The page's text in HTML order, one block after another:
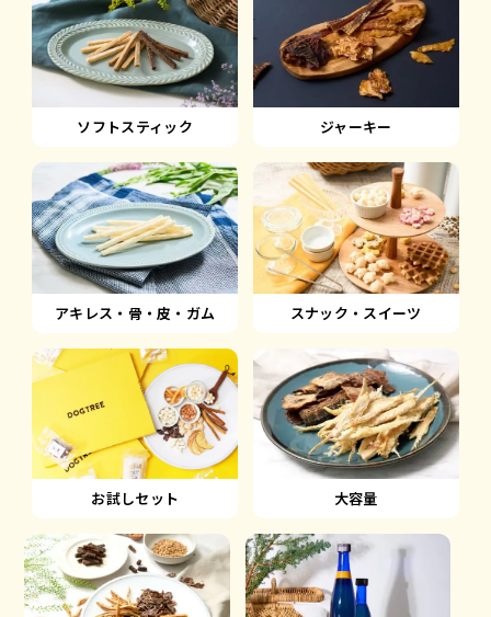
ソフトスティック ジャーキー
アキレス・骨・皮・ガム スナック・スイーツ
お試しセット 大容量